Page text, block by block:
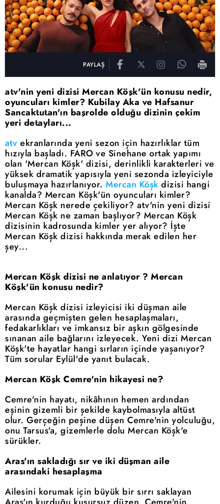
PAYLAŞ
atv'nin yeni dizisi Mercan Köşk'ün konusu nedir,
oyuncuları kimler? Kubilay Aka ve Hafsanur
Sancaktutan'ın başrolde olduğu dizinin çekim
yeri detayları...
atv ekranlarında yeni sezon için hazırlıklar tüm
hızıyla başladı. FARO ve Sinehane ortak yapımı
olan 'Mercan Köşk' dizisi, derinlikli karakterleri ve
yüksek dramatik yapısıyla yeni sezonda izleyiciyle
buluşmaya hazırlanıyor. Mercan Köşk dizisi hangi
kanalda? Mercan Köşk'ün oyuncuları kimler?
Mercan Köşk nerede çekiliyor? atv'nin yeni dizisi
Mercan Köşk ne zaman başlıyor? Mercan Köşk
dizisinin kadrosunda kimler yer alıyor? İşte
Mercan Köşk dizisi hakkında merak edilen her
şey...
Mercan Köşk dizisi ne anlatıyor ? Mercan
Köşk'ün konusu nedir?
Mercan Köşk dizisi izleyicisi iki düşman aile
arasında geçmişten gelen hesaplaşmaları,
fedakarlıkları ve imkansız bir aşkın gölgesinde
sınanan aile bağlarını izleyecek. Yeni dizi Mercan
Köşk'te hayatlar hangi sırların içinde yaşanıyor?
Tüm sorular Eylül'de yanıt bulacak.
Mercan Köşk Cemre'nin hikayesi ne?
Cemre'nin hayatı, nikâhının hemen ardından
eşinin gizemli bir şekilde kaybolmasıyla altüst
olur. Gerçeğin peşine düşen Cemre'nin yolculuğu,
onu Tarsus'a, gizemlerle dolu Mercan Köşk'e
sürükler.
Aras'ın sakladığı sır ve iki düşman aile
arasındaki hesaplaşma
Ailesini korumak için büyük bir sırrı saklayan